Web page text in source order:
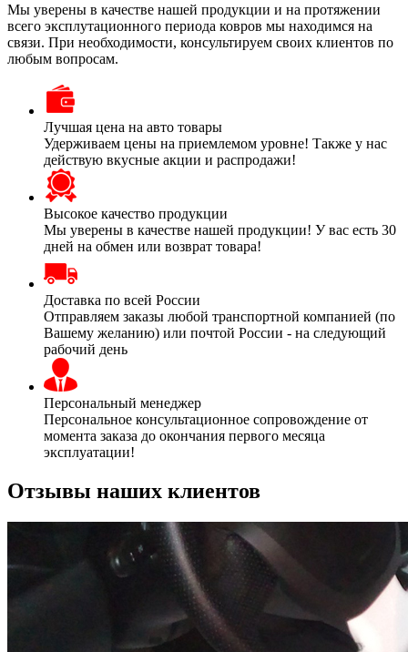
Мы уверены в качестве нашей продукции и на протяжении
всего эксплутационного периода ковров мы находимся на
связи. При необходимости, консультируем своих клиентов по
любым вопросам.
Лучшая цена на авто товары
Удерживаем цены на приемлемом уровне! Также у нас
действую вкусные акции и распродажи!
Высокое качество продукции
Мы уверены в качестве нашей продукции! У вас есть 30
дней на обмен или возврат товара!
Доставка по всей России
Отправляем заказы любой транспортной компанией (по
Вашему желанию) или почтой России - на следующий
рабочий день
Персональный менеджер
Персональное консультационное сопровождение от
момента заказа до окончания первого месяца
эксплуатации!
Отзывы наших клиентов